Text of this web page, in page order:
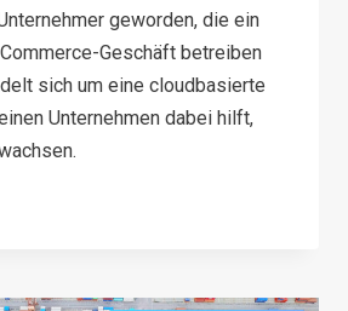
geworden, die ein
Geschäft betreiben
sich um eine cloudbasierte
Unternehmen dabei hilft,